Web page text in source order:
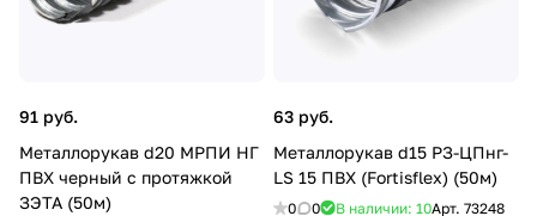
91 руб.
Металлорукав d20 МРПИ НГ
ПВХ черный с протяжкой
ЗЭТА (50м)
63 руб.
Металлорукав d15 РЗ-ЦПнг-
LS 15 ПВХ (Fortisflex) (50м)
0 0 В наличии: 10Арт. 73248